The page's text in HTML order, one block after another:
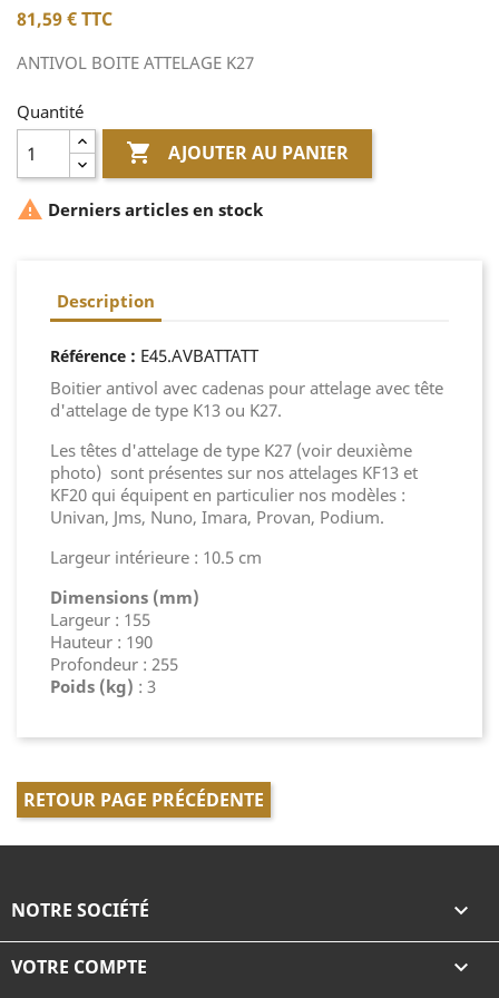
81,59 €TTC
ANTIVOL BOITE ATTELAGE K27
Quantité
 AJOUTER AU PANIER
 Derniers articles en stock
Description
Référence : E45.AVBATTATT
Boitier antivol avec cadenas pour attelage avec tête
d'attelage de type K13 ou K27.
Les têtes d'attelage de type K27 (voir deuxième
photo) sont présentes sur nos attelages KF13 et
KF20 qui équipent en particulier nos modèles :
Univan, Jms, Nuno, Imara, Provan, Podium.
Largeur intérieure : 10.5 cm
Dimensions (mm)
Largeur : 155
Hauteur : 190
Profondeur : 255
Poids (kg) : 3
RETOUR PAGE PRÉCÉDENTE
NOTRE SOCIÉTÉ 
VOTRE COMPTE 